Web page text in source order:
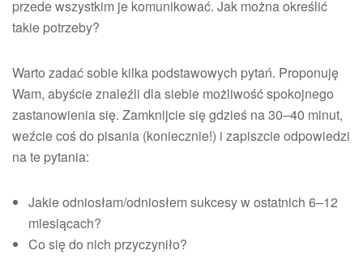
przede wszystkim je komunikować. Jak można określić
takie potrzeby?
Warto zadać sobie kilka podstawowych pytań. Proponuję
Wam, abyście znaleźli dla siebie możliwość spokojnego
zastanowienia się. Zamknijcie się gdzieś na 30–40 minut,
weźcie coś do pisania (koniecznie!) i zapiszcie odpowiedzi
na te pytania:
Jakie odniosłam/odniosłem sukcesy w ostatnich 6–12
miesiącach?
Co się do nich przyczyniło?